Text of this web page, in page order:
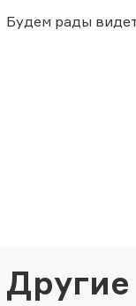
Будем рады
Другие